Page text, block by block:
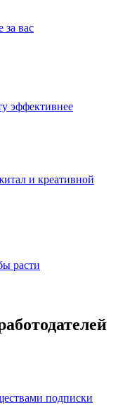
за вас
эффективнее
и креативной
расти
подписки